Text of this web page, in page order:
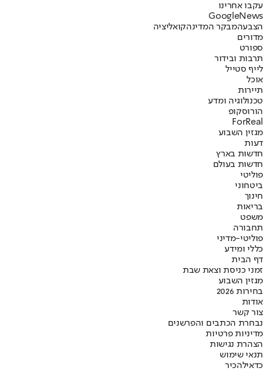
עקבו אחרינו
Googl eNews
הצבעהמבקר המדינהקואליציה
מדורים
ספורט
תרבות ובידור
לייף סטייל
אוכל
תיירות
טכנולוגיה ומדע
הורוסקופ
ForReal
מגזין השבוע
דעות
חדשות בארץ
חדשות בעולם
פוליטי
ביטחוני
חינוך
בריאות
משפט
תחבורה
פוליטי-מדיני
כללי ומידע
דף הבית
זמני כניסת וצאת שבת
מגזין השבוע
בחירות 2026
אודות
צור קשר
נבחרת הכתבים והפרשנים
מדיניות פרטיות
הצהרת נגישות
תנאי שימוש
כדאילהכיר